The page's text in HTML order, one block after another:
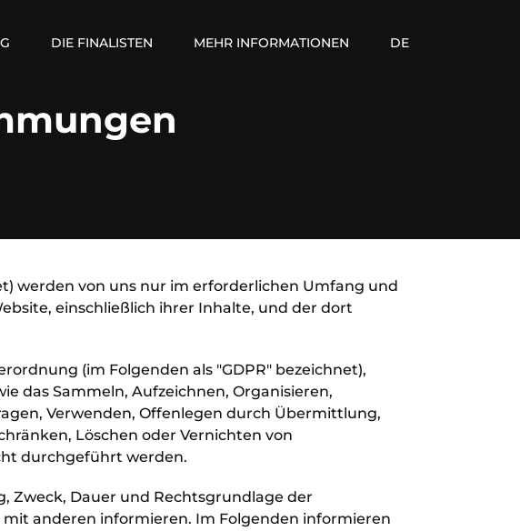
DIE FINALISTEN MEHR INFORMATIONEN DE
werden von uns nur im erforderlichen Umfang und
einschließlich ihrer Inhalte, und der dort
(im Folgenden als "GDPR" bezeichnet),
das Sammeln, Aufzeichnen, Organisieren,
Verwenden, Offenlegen durch Übermittlung,
Löschen oder Vernichten von
durchgeführt werden.
Zweck, Dauer und Rechtsgrundlage der
anderen informieren. Im Folgenden informieren